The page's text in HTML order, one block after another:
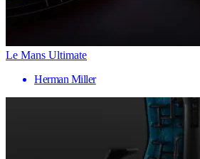
Le Mans Ultimate
Herman Miller